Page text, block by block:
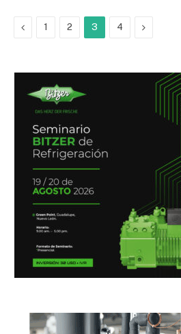
Previous
1 2 3 4 Next